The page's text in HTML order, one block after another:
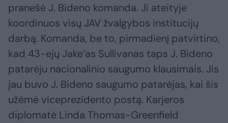
pranešė J. Bideno komanda. Ji ateityje
koordinuos visų JAV žvalgybos institucijų
darbą. Komanda, be to, pirmadienį patvirtino,
kad 43-ejų Jake‘as Sullivanas taps J. Bideno
patarėju nacionalinio saugumo klausimais. Jis
jau buvo J. Bideno saugumo patarėjas, kai šis
užėmė viceprezidento postą. Karjeros
diplomatė Linda Thomas-Greenfield